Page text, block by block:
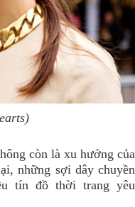
còn là xu hướng của
những sợi dây chuyền
tín đồ thời trang yêu